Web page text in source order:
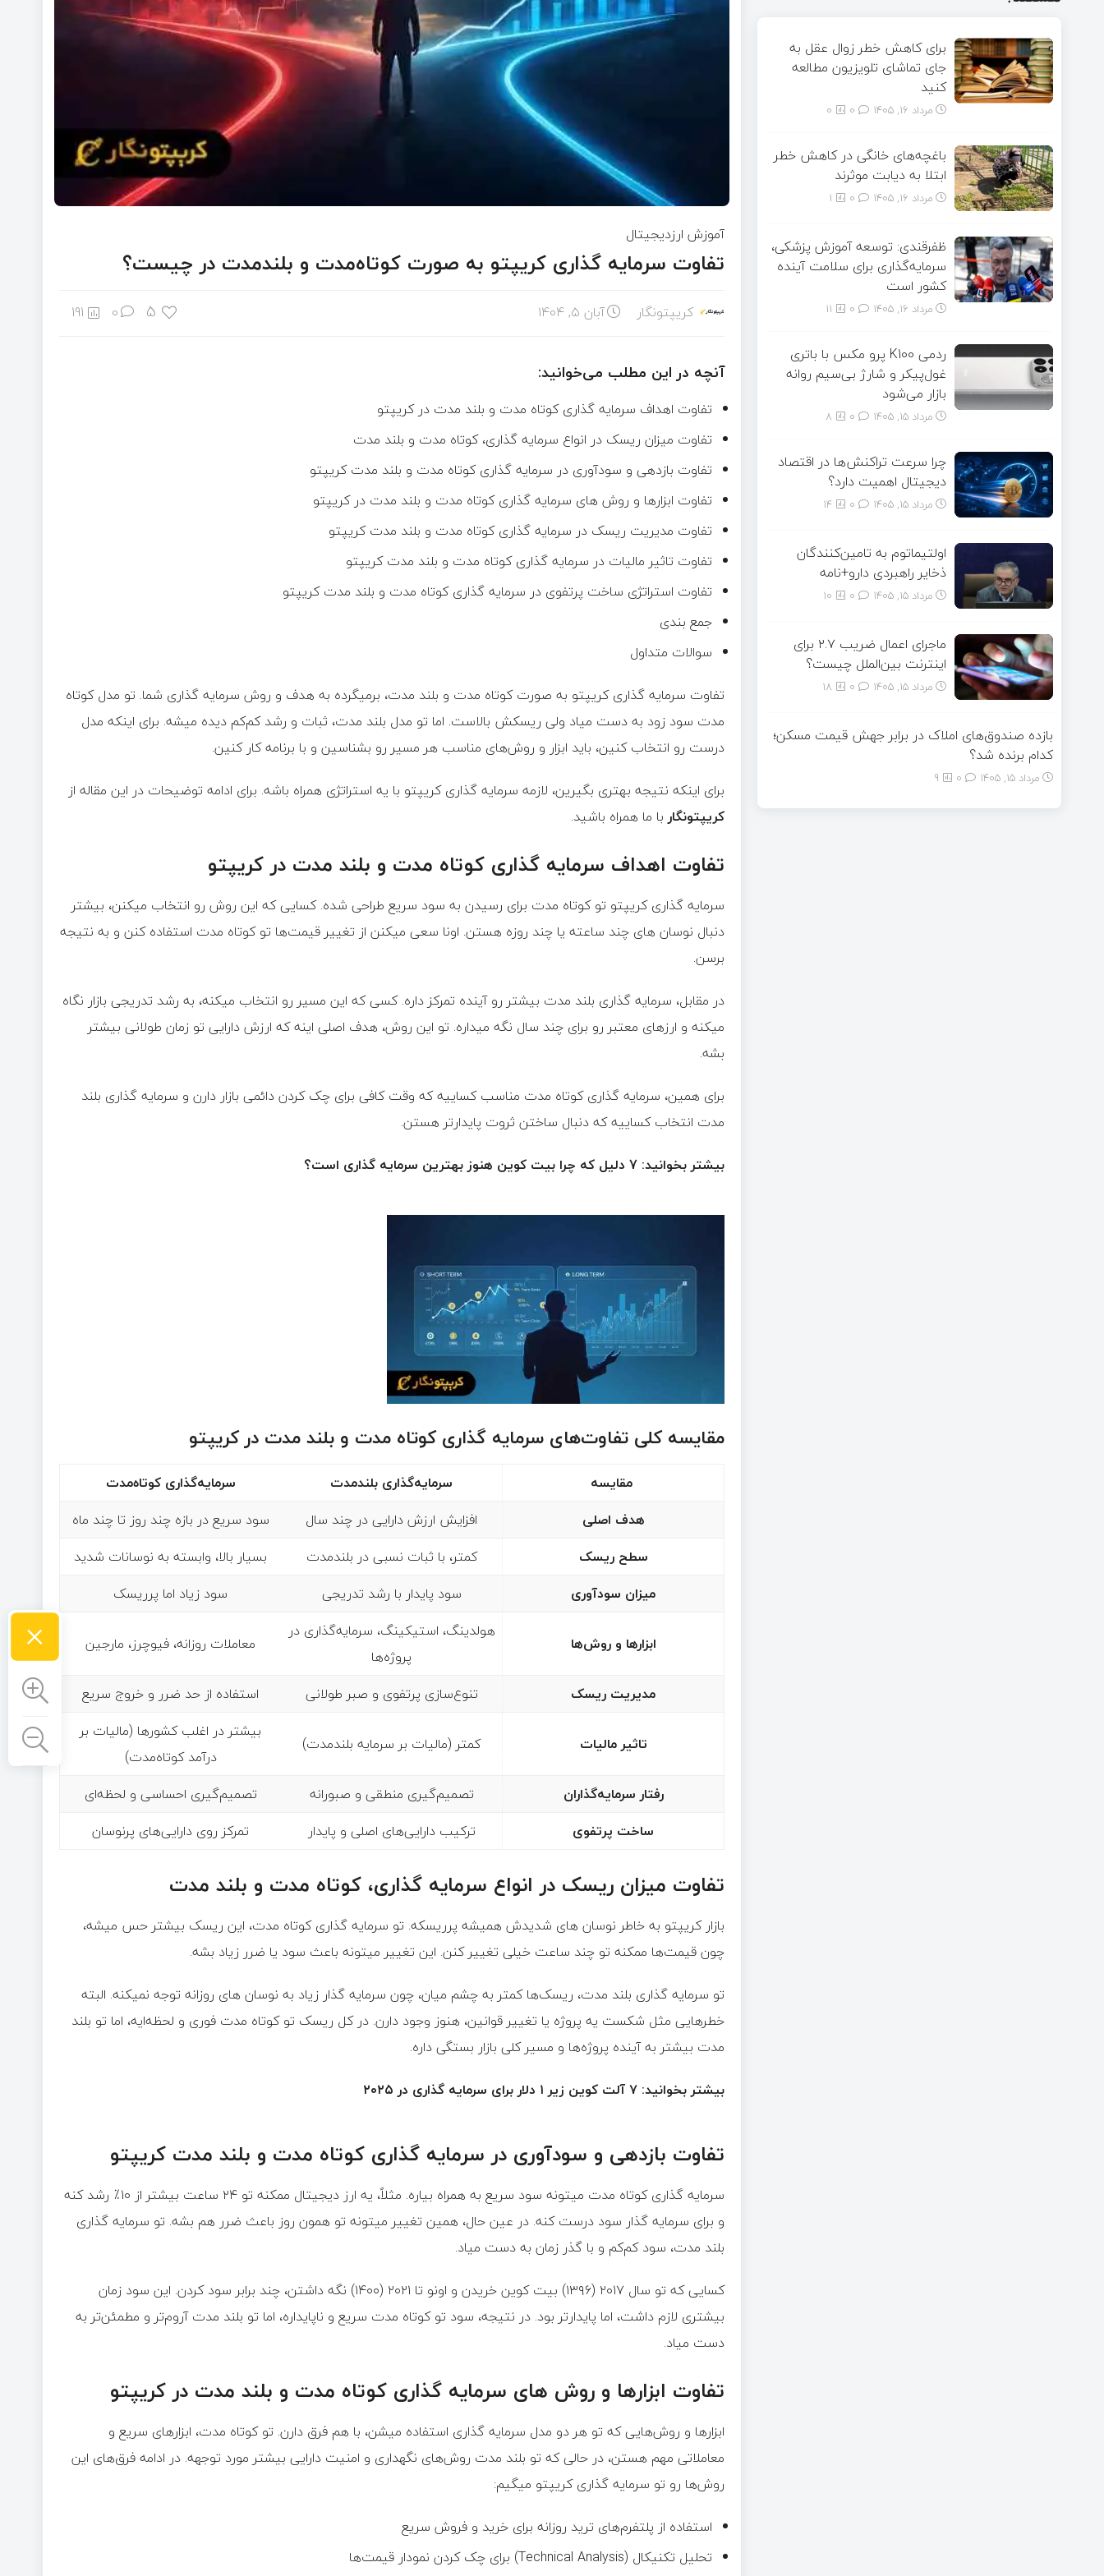
آموزش ارزدیجیتال
تفاوت سرمایه گذاری کریپتو به صورت کوتاه‌مدت و بلندمدت در چیست؟
کریپتونگار آبان ۵, ۱۴۰۴ 5
0
191
آنچه در این مطلب می‌خوانید:
تفاوت اهداف سرمایه گذاری کوتاه مدت و بلند مدت در کریپتو
تفاوت میزان ریسک در انواع سرمایه گذاری، کوتاه مدت و بلند مدت
تفاوت بازدهی و سودآوری در سرمایه گذاری کوتاه مدت و بلند مدت کریپتو
تفاوت ابزارها و روش های سرمایه گذاری کوتاه مدت و بلند مدت در کریپتو
تفاوت مدیریت ریسک در سرمایه گذاری کوتاه مدت و بلند مدت کریپتو
تفاوت تاثیر مالیات در سرمایه گذاری کوتاه مدت و بلند مدت کریپتو
تفاوت استراتژی ساخت پرتفوی در سرمایه گذاری کوتاه مدت و بلند مدت کریپتو
جمع بندی
سوالات متداول
تفاوت سرمایه گذاری کریپتو به صورت کوتاه مدت و بلند مدت، برمیگرده به هدف و روش سرمایه گذاری شما. تو مدل کوتاه
مدت سود زود به دست میاد ولی ریسکش بالاست. اما تو مدل بلند مدت، ثبات و رشد کم‌کم دیده میشه. برای اینکه مدل
درست رو انتخاب کنین، باید ابزار و روش‌های مناسب هر مسیر رو بشناسین و با برنامه کار کنین.
برای اینکه نتیجه بهتری بگیرین، لازمه سرمایه گذاری کریپتو با یه استراتژی همراه باشه. برای ادامه توضیحات در این مقاله از
کریپتونگار با ما همراه باشید.
تفاوت اهداف سرمایه گذاری کوتاه مدت و بلند مدت در کریپتو
سرمایه گذاری کریپتو تو کوتاه مدت برای رسیدن به سود سریع طراحی شده. کسایی که این روش رو انتخاب میکنن، بیشتر
دنبال نوسان های چند ساعته یا چند روزه هستن. اونا سعی میکنن از تغییر قیمت‌ها تو کوتاه مدت استفاده کنن و به نتیجه
برسن.
در مقابل، سرمایه گذاری بلند مدت بیشتر رو آینده تمرکز داره. کسی که این مسیر رو انتخاب میکنه، به رشد تدریجی بازار نگاه
میکنه و ارزهای معتبر رو برای چند سال نگه میداره. تو این روش، هدف اصلی اینه که ارزش دارایی تو زمان طولانی بیشتر
بشه.
برای همین، سرمایه گذاری کوتاه مدت مناسب کساییه که وقت کافی برای چک کردن دائمی بازار دارن و سرمایه گذاری بلند
مدت انتخاب کساییه که دنبال ساختن ثروت پایدارتر هستن.
بیشتر بخوانید: 7 دلیل که چرا بیت کوین هنوز بهترین سرمایه گذاری است؟
مقایسه کلی تفاوت‌های سرمایه گذاری کوتاه‌ مدت و بلند مدت در کریپتو
مقایسه سرمایه‌گذاری بلندمدت
سرمایه‌گذاری کوتاه‌مدت
هدف اصلی
افزایش ارزش دارایی در چند سال
سود سریع در بازه چند روز تا چند ماه
سطح ریسک
کمتر، با ثبات نسبی در بلندمدت
بسیار بالا، وابسته به نوسانات شدید
میزان سودآوری
سود پایدار با رشد تدریجی سود زیاد اما پرریسک
ابزارها و روش‌ها
هولدینگ، استیکینگ، سرمایه‌گذاری در
پروژه‌ها
معاملات روزانه، فیوچرز، مارجین
مدیریت ریسک تنوع‌سازی پرتفوی و صبر طولانی استفاده از حد ضرر و خروج سریع
تاثیر مالیات کمتر (مالیات بر سرمایه بلندمدت)
بیشتر در اغلب کشورها (مالیات بر
درآمد کوتاه‌مدت)
رفتار سرمایه‌گذاران
تصمیم‌گیری منطقی و صبورانه
تصمیم‌گیری احساسی و لحظه‌ای
ساخت پرتفوی
ترکیب دارایی‌های اصلی و پایدار تمرکز روی دارایی‌های پرنوسان
تفاوت میزان ریسک در انواع سرمایه گذاری، کوتاه مدت و بلند مدت
بازار کریپتو به خاطر نوسان های شدیدش همیشه پرریسکه. تو سرمایه گذاری کوتاه مدت، این ریسک بیشتر حس میشه،
چون قیمت‌ها ممکنه تو چند ساعت خیلی تغییر کنن. این تغییر میتونه باعث سود یا ضرر زیاد بشه.
تو سرمایه گذاری بلند مدت، ریسک‌ها کمتر به چشم میان، چون سرمایه گذار زیاد به نوسان های روزانه توجه نمیکنه. البته
خطرهایی مثل شکست یه پروژه یا تغییر قوانین، هنوز وجود دارن. در کل ریسک تو کوتاه مدت فوری و لحظه‌ایه، اما تو بلند
مدت بیشتر به آینده پروژه‌ها و مسیر کلی بازار بستگی داره.
بیشتر بخوانید: ۷ آلت کوین زیر ۱ دلار برای سرمایه گذاری در ۲۰۲۵
تفاوت بازدهی و سودآوری در سرمایه گذاری کوتاه مدت و بلند مدت کریپتو
سرمایه گذاری کوتاه مدت میتونه سود سریع به همراه بیاره. مثلاً، یه ارز دیجیتال ممکنه تو ۲۴ ساعت بیشتر از ۱۰٪ رشد کنه
و برای سرمایه گذار سود درست کنه. در عین حال، همین تغییر میتونه تو همون روز باعث ضرر هم بشه. تو سرمایه گذاری
بلند مدت، سود کم‌کم و با گذر زمان به دست میاد.
کسایی که تو سال ۲۰۱۷ (۱۳۹۶) بیت کوین خریدن و اونو تا ۲۰۲۱ (۱۴۰۰) نگه داشتن، چند برابر سود کردن. این سود زمان
بیشتری لازم داشت، اما پایدارتر بود. در نتیجه، سود تو کوتاه مدت سریع و ناپایداره، اما تو بلند مدت آروم‌تر و مطمئن‌تر به
دست میاد.
تفاوت ابزارها و روش های سرمایه گذاری کوتاه مدت و بلند مدت در کریپتو
ابزارها و روش‌هایی که تو هر دو مدل سرمایه گذاری استفاده میشن، با هم فرق دارن. تو کوتاه مدت، ابزارهای سریع و
معاملاتی مهم هستن، در حالی که تو بلند مدت روش‌های نگهداری و امنیت دارایی بیشتر مورد توجهه. در ادامه فرق‌های این
روش‌ها رو تو سرمایه گذاری کریپتو میگیم:
استفاده از پلتفرم‌های ترید روزانه برای خرید و فروش سریع
تحلیل تکنیکال (Technical Analysis) برای چک کردن نمودار قیمت‌ها
برای کاهش خطر زوال عقل به
جای تماشای تلویزیون مطالعه
کنید
مرداد ۱۶, ۱۴۰۵ 0
باغچه‌های خانگی در کاهش خطر
ابتلا به دیابت موثرند
مرداد ۱۶, ۱۴۰۵ 1
ظفرقندی: توسعه آموزش پزشکی،
سرمایه‌گذاری برای سلامت آینده
کشور است
مرداد ۱۶, ۱۴۰۵ 11
ردمی K100 پرو مکس با باتری
غول‌پیکر و شارژ بی‌سیم روانه
بازار می‌شود
مرداد ۱۵, ۱۴۰۵ 8
چرا سرعت تراکنش‌ها در اقتصاد
دیجیتال اهمیت دارد؟
مرداد ۱۵, ۱۴۰۵ 14
اولتیماتوم به تامین‌کنندگان
ذخایر راهبردی دارو+نامه
مرداد ۱۵, ۱۴۰۵ 10
ماجرای اعمال ضریب ۲.۷ برای
اینترنت بین‌الملل چیست؟
مرداد ۱۵, ۱۴۰۵ 18
بازده صندوق‌های املاک در برابر جهش قیمت مسکن؛
کدام برنده شد؟
مرداد ۱۵, ۱۴۰۵ 9
×